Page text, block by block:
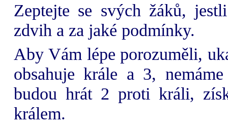
Zeptejte se svých žáků,
zdvih a za jaké podmínky.
Aby Vám lépe porozuměli,
obsahuje krále a 3,
budou hrát 2 proti králi,
králem.